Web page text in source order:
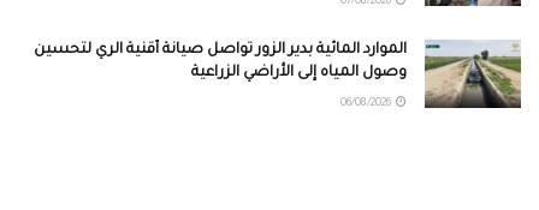
الموارد المائية بدير الزور تواصل صيانة أقنية الري لتحسين
وصول المياه إلى الأراضي الزراعية